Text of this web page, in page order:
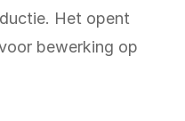
Het opent
bewerking op